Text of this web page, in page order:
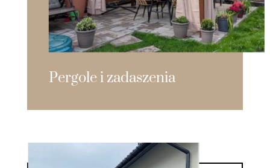
Pergole i zadaszenia